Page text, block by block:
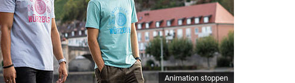
Animation stoppen